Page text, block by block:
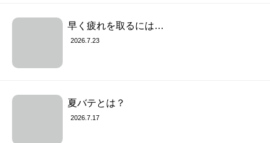
早く疲れを取るには…
2026.7.23
夏バテとは？
2026.7.17